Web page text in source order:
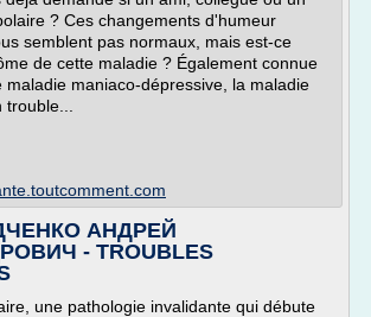
? Ces changements d'humeur
semblent pas normaux, mais est-ce
de cette maladie ? Également connue
maladie maniaco-dépressive, la maladie
АНДРЕЙ
- TROUBLES
une pathologie invalidante qui débute